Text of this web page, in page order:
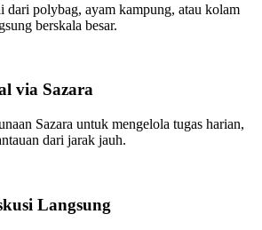
dari polybag, ayam kampung, atau kolam
berskala besar.
via Sazara
Sazara untuk mengelola tugas harian,
dari jarak jauh.
Langsung